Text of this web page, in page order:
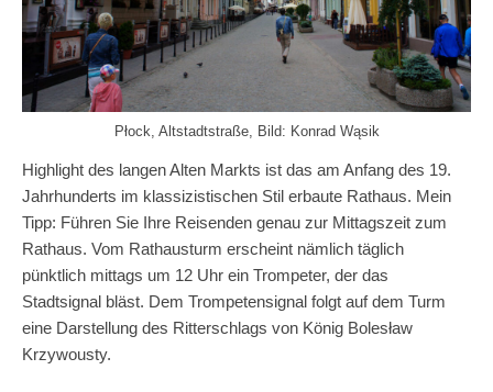
Płock, Altstadtstraße, Bild: Konrad Wąsik
Highlight des langen Alten Markts ist das am Anfang des 19.
Jahrhunderts im klassizistischen Stil erbaute Rathaus. Mein
Tipp: Führen Sie Ihre Reisenden genau zur Mittagszeit zum
Rathaus. Vom Rathausturm erscheint nämlich täglich
pünktlich mittags um 12 Uhr ein Trompeter, der das
Stadtsignal bläst. Dem Trompetensignal folgt auf dem Turm
eine Darstellung des Ritterschlags von König Bolesław
Krzywousty.